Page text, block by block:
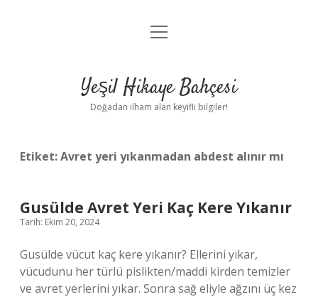
Anasayfa
Yasal Uyarı
menüyü
Yeşil Hikaye Bahçesi
Doğadan ilham alan keyifli bilgiler!
Etiket:Avret yeri yıkanmadan abdest alınır mı
Gusülde Avret Yeri Kaç Kere Yıkanır
Tarih: Ekim 20, 2024
Gusülde vücut kaç kere yıkanır? Ellerini yıkar,
vücudunu her türlü pislikten/maddi kirden temizler
ve avret yerlerini yıkar. Sonra sağ eliyle ağzını üç kez